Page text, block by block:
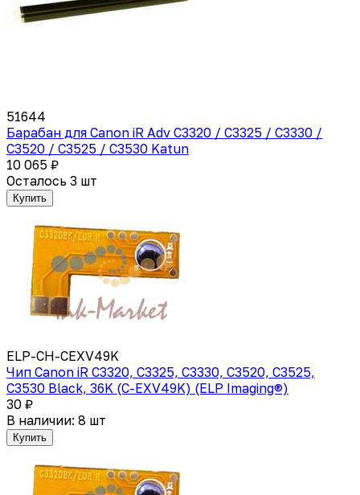
51644
Барабан для Canon iR Adv C3320 / C3325 / C3330 /
C3520 / C3525 / C3530 Katun
10 065 ₽
Осталось 3 шт
Купить
ELP-CH-CEXV49K
Чип Canon iR C3320, C3325, C3330, C3520, C3525,
C3530 Black, 36K (C-EXV49K) (ELP Imaging®)
30 ₽
В наличии: 8 шт
Купить